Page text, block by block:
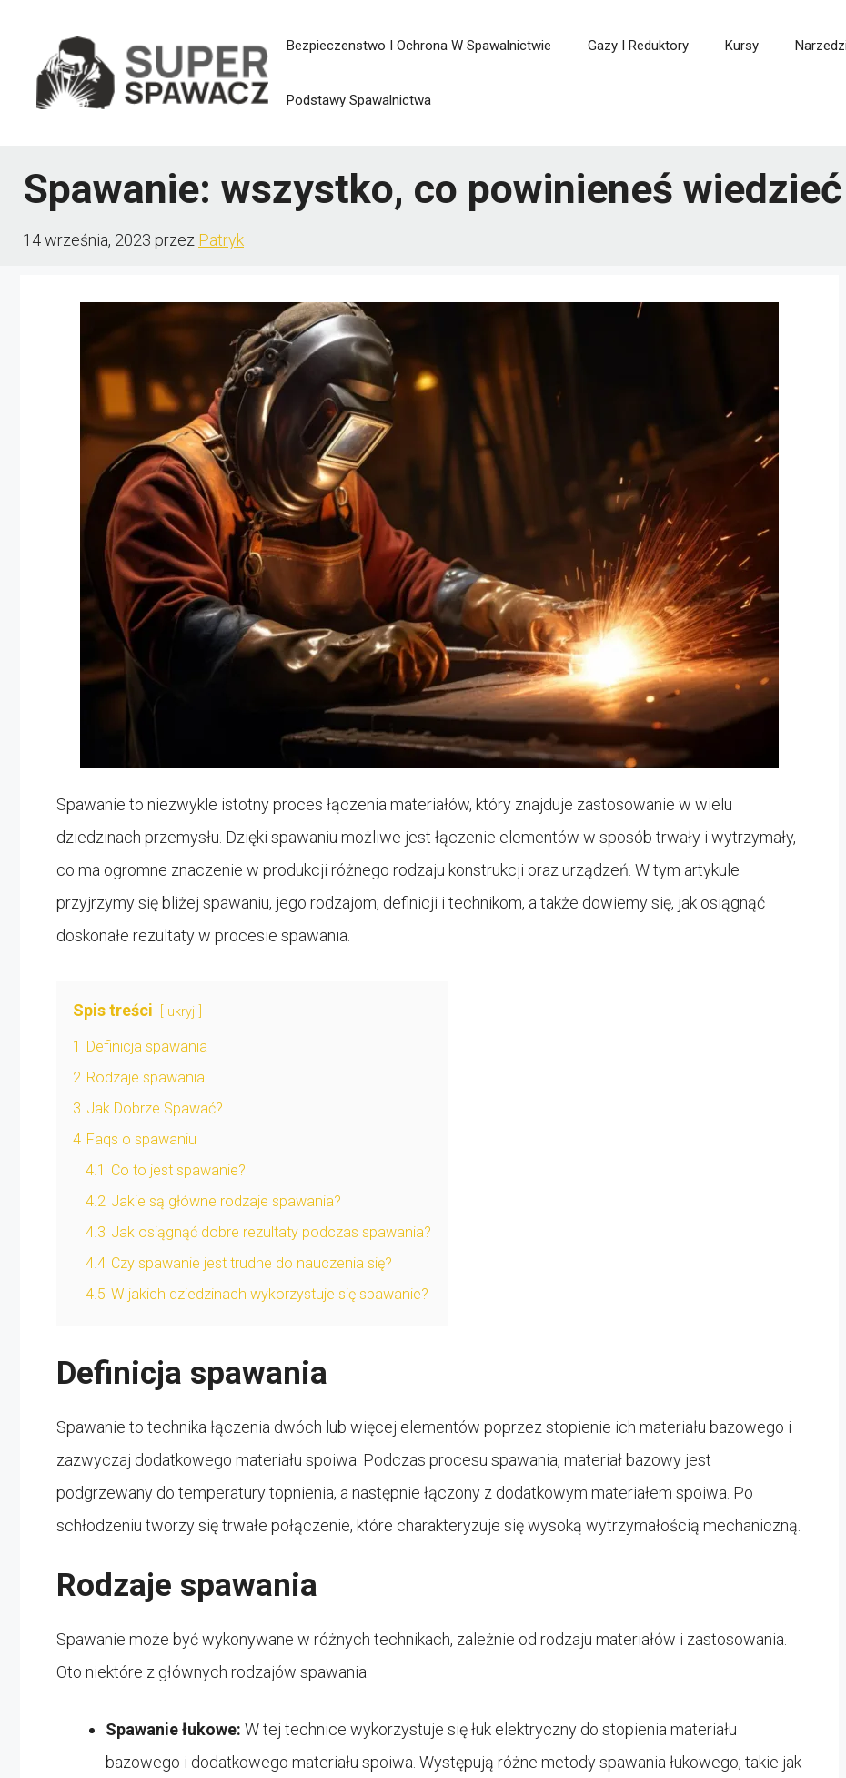
treści
Bezpieczenstwo I Ochrona W Spawalnictwie Gazy I Reduktory Kursy
Podstawy Spawalnictwa
Spawanie: wszystko, co powinieneś
14 września, 2023 przez Patryk
Spawanie to niezwykle istotny proces łączenia materiałów, który znajduje zastosowanie w wielu
dziedzinach przemysłu. Dzięki spawaniu możliwe jest łączenie elementów w sposób trwały i wytrzymały,
co ma ogromne znaczenie w produkcji różnego rodzaju konstrukcji oraz urządzeń. W tym artykule
przyjrzymy się bliżej spawaniu, jego rodzajom, definicji i technikom, a także dowiemy się, jak osiągnąć
doskonałe rezultaty w procesie spawania.
Spis treści ukryj
1 Definicja spawania
2 Rodzaje spawania
3 Jak Dobrze Spawać?
4 Faqs o spawaniu
4.1 Co to jest spawanie?
4.2 Jakie są główne rodzaje spawania?
4.3 Jak osiągnąć dobre rezultaty podczas spawania?
4.4 Czy spawanie jest trudne do nauczenia się?
4.5 W jakich dziedzinach wykorzystuje się spawanie?
Definicja spawania
Spawanie to technika łączenia dwóch lub więcej elementów poprzez stopienie ich materiału bazowego i
zazwyczaj dodatkowego materiału spoiwa. Podczas procesu spawania, materiał bazowy jest
podgrzewany do temperatury topnienia, a następnie łączony z dodatkowym materiałem spoiwa. Po
schłodzeniu tworzy się trwałe połączenie, które charakteryzuje się wysoką wytrzymałością mechaniczną.
Rodzaje spawania
Spawanie może być wykonywane w różnych technikach, zależnie od rodzaju materiałów i zastosowania.
Oto niektóre z głównych rodzajów spawania:
Spawanie łukowe: W tej technice wykorzystuje się łuk elektryczny do stopienia materiału
bazowego i dodatkowego materiału spoiwa. Występują różne metody spawania łukowego, takie jak